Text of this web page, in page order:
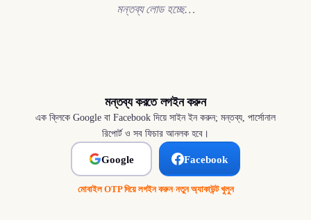
মন্তব্য লোড হচ্ছে…
মন্তব্য করতে লগইন করুন
এক ক্লিকে Google বা Facebook দিয়ে সাইন ইন করুন; মন্তব্য, পার্সোনাল
রিপোর্ট ও সব ফিচার আনলক হবে।
Google Facebook
মোবাইল OTP দিয়ে লগইন করুন·নতুন অ্যাকাউন্ট খুলুন